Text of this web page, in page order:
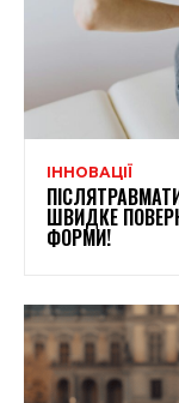
ІННОВАЦІЇ
ШВИДКЕ
ФОРМИ!